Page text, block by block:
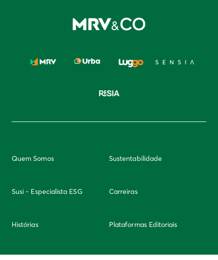
Quem Somos Sustentabilidade
Susi - Especialista ESG Carreiras
Histórias Plataformas Editoriais
Newsletter Integridade